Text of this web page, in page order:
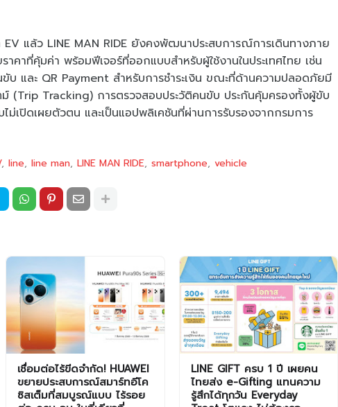
แล้ว LINE MAN RIDE ยังคงพัฒนาประสบการณ์การเดินทางภาย
าที่คุ้มค่า พร้อมฟีเจอร์ที่ออกแบบสำหรับผู้ใช้งานในประเทศไทย เช่น
และ QR Payment สำหรับการชำระเงิน ขณะที่ด้านความปลอดภัยมี
ม์ (Trip Tracking) การตรวจสอบประวัติคนขับ ประกันคุ้มครองทั้งผู้ขับ
ไม่เปิดเผยตัวตน และเป็นแอปพลิเคชันที่ผ่านการรับรองจากกรมการ
line line man LINE MAN RIDE smartphone vehicle
เชื่อมต่อไร้ขีดจำกัด! HUAWEI
ขยายประสบการณ์สมาร์ทอีโค
ซิสเต็มที่สมบูรณ์แบบ ไร้รอย
LINE GIFT ครบ 1 ปี เผยคน
ไทยส่ง e-Gifting แทนความ
รู้สึกได้ทุกวัน Everyday